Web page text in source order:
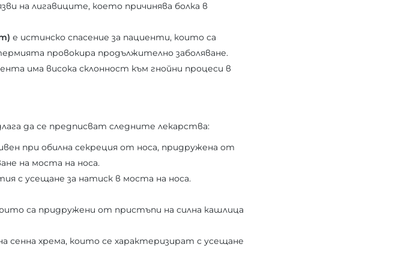
на лигавиците, което причинява болка в
е истинско спасение за пациенти, които са
провокира продължително заболяване.
има висока склонност към гнойни процеси в
да се предписват следните лекарства:
при обилна секреция от носа, придружена от
на моста на носа.
с усещане за натиск в моста на носа.
са придружени от пристъпи на силна кашлица
сенна хрема, които се характеризират с усещане